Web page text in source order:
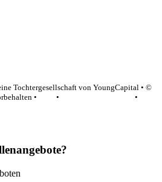
Tochtergesellschaft von YoungCapital • ©
•
•
•